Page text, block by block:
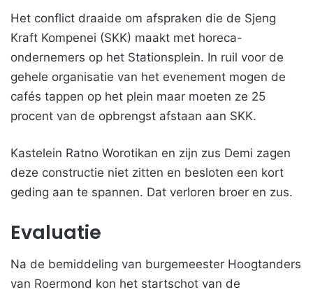
Het conflict draaide om afspraken die de Sjeng
Kraft Kompenei (SKK) maakt met horeca-
ondernemers op het Stationsplein. In ruil voor de
gehele organisatie van het evenement mogen de
cafés tappen op het plein maar moeten ze 25
procent van de opbrengst afstaan aan SKK.
Kastelein Ratno Worotikan en zijn zus Demi zagen
deze constructie niet zitten en besloten een kort
geding aan te spannen. Dat verloren broer en zus.
Evaluatie
Na de bemiddeling van burgemeester Hoogtanders
van Roermond kon het startschot van de